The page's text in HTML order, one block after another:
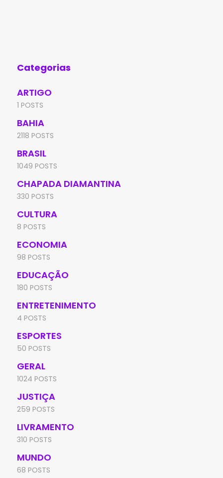
Categorias
ARTIGO
1 POSTS
BAHIA
2118 POSTS
BRASIL
1049 POSTS
CHAPADA DIAMANTINA
330 POSTS
CULTURA
8 POSTS
ECONOMIA
98 POSTS
EDUCAÇÃO
180 POSTS
ENTRETENIMENTO
4 POSTS
ESPORTES
50 POSTS
GERAL
1024 POSTS
JUSTIÇA
259 POSTS
LIVRAMENTO
310 POSTS
MUNDO
68 POSTS